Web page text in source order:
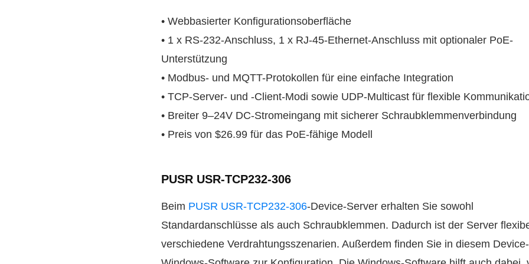
• Webbasierter Konfigurationsoberfläche
• 1 x RS-232-Anschluss, 1 x RJ-45-Ethernet-Anschluss mit optionaler PoE-
Unterstützung
• Modbus- und MQTT-Protokollen für eine einfache Integration
• TCP-Server- und -Client-Modi sowie UDP-Multicast für flexible
• Breiter 9–24V DC-Stromeingang mit sicherer Schraubklemmenverbindung
• Preis von $26.99 für das PoE-fähige Modell
PUSR USR-TCP232-306
Beim PUSR USR-TCP232-306-Device-Server erhalten Sie sowohl
Standardanschlüsse als auch Schraubklemmen. Dadurch ist der Server
verschiedene Verdrahtungsszenarien. Außerdem finden Sie in diesem